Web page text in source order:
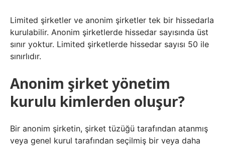
Limited şirketler ve anonim şirketler tek bir hissedarla
kurulabilir. Anonim şirketlerde hissedar sayısında üst
sınır yoktur. Limited şirketlerde hissedar sayısı 50 ile
sınırlıdır.
Anonim şirket yönetim
kurulu kimlerden oluşur?
Bir anonim şirketin, şirket tüzüğü tarafından atanmış
veya genel kurul tarafından seçilmiş bir veya daha